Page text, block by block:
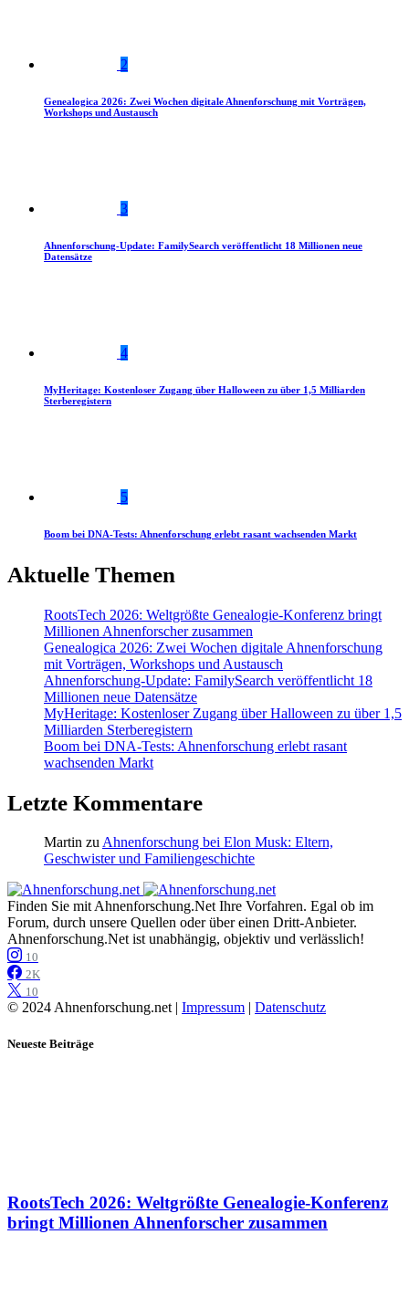
2
Genealogica 2026: Zwei Wochen digitale Ahnenforschung mit Vorträgen,
Workshops und Austausch
3
Ahnenforschung-Update: FamilySearch veröffentlicht 18 Millionen neue
Datensätze
4
MyHeritage: Kostenloser Zugang über Halloween zu über 1,5 Milliarden
Sterberegistern
5
Boom bei DNA-Tests: Ahnenforschung erlebt rasant wachsenden Markt
Aktuelle Themen
RootsTech 2026: Weltgrößte Genealogie-Konferenz bringt
Millionen Ahnenforscher zusammen
Genealogica 2026: Zwei Wochen digitale Ahnenforschung
mit Vorträgen, Workshops und Austausch
Ahnenforschung-Update: FamilySearch veröffentlicht 18
Millionen neue Datensätze
MyHeritage: Kostenloser Zugang über Halloween zu über 1,5
Milliarden Sterberegistern
Boom bei DNA-Tests: Ahnenforschung erlebt rasant
wachsenden Markt
Letzte Kommentare
Martin zuAhnenforschung bei Elon Musk: Eltern,
Geschwister und Familiengeschichte
Finden Sie mit Ahnenforschung.Net Ihre Vorfahren. Egal ob im
Forum, durch unsere Quellen oder über einen Dritt-Anbieter.
Ahnenforschung.Net ist unabhängig, objektiv und verlässlich!
10
2K
10
© 2024 Ahnenforschung.net | Impressum Datenschutz
Neueste Beiträge
RootsTech 2026: Weltgrößte Genealogie-Konferenz
bringt Millionen Ahnenforscher zusammen